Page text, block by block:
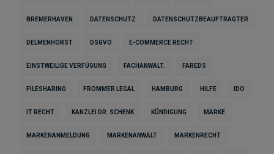
BREMERHAVEN DATENSCHUTZ DATENSCHUTZBEAUFTRAGTER
DELMENHORST DSGVO E-COMMERCE RECHT
EINSTWEILIGE VERFÜGUNG FACHANWALT. FAREDS
FILESHARING FROMMER LEGAL HAMBURG HILFE IDO
IT RECHT KANZLEI DR. SCHENK KÜNDIGUNG MARKE
MARKENANMELDUNG MARKENANWALT MARKENRECHT